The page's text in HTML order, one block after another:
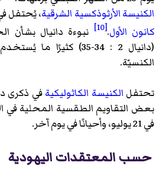
الكنيسة الأرثوذكسية الشرقية، يُحتفل في
كانون الأول.
[10]
نبوءة دانيال
(دانيال 2 : 34-35) كثيرًا
الكنسيّة.
تحتفل الكنيسة الكاثوليكيةفي ذكرى
بعض التقاويم الطقسية المحلية في
في 21 يوليو، وأحيانًا في يوم آخر.
حسب المعتقدات اليهودية